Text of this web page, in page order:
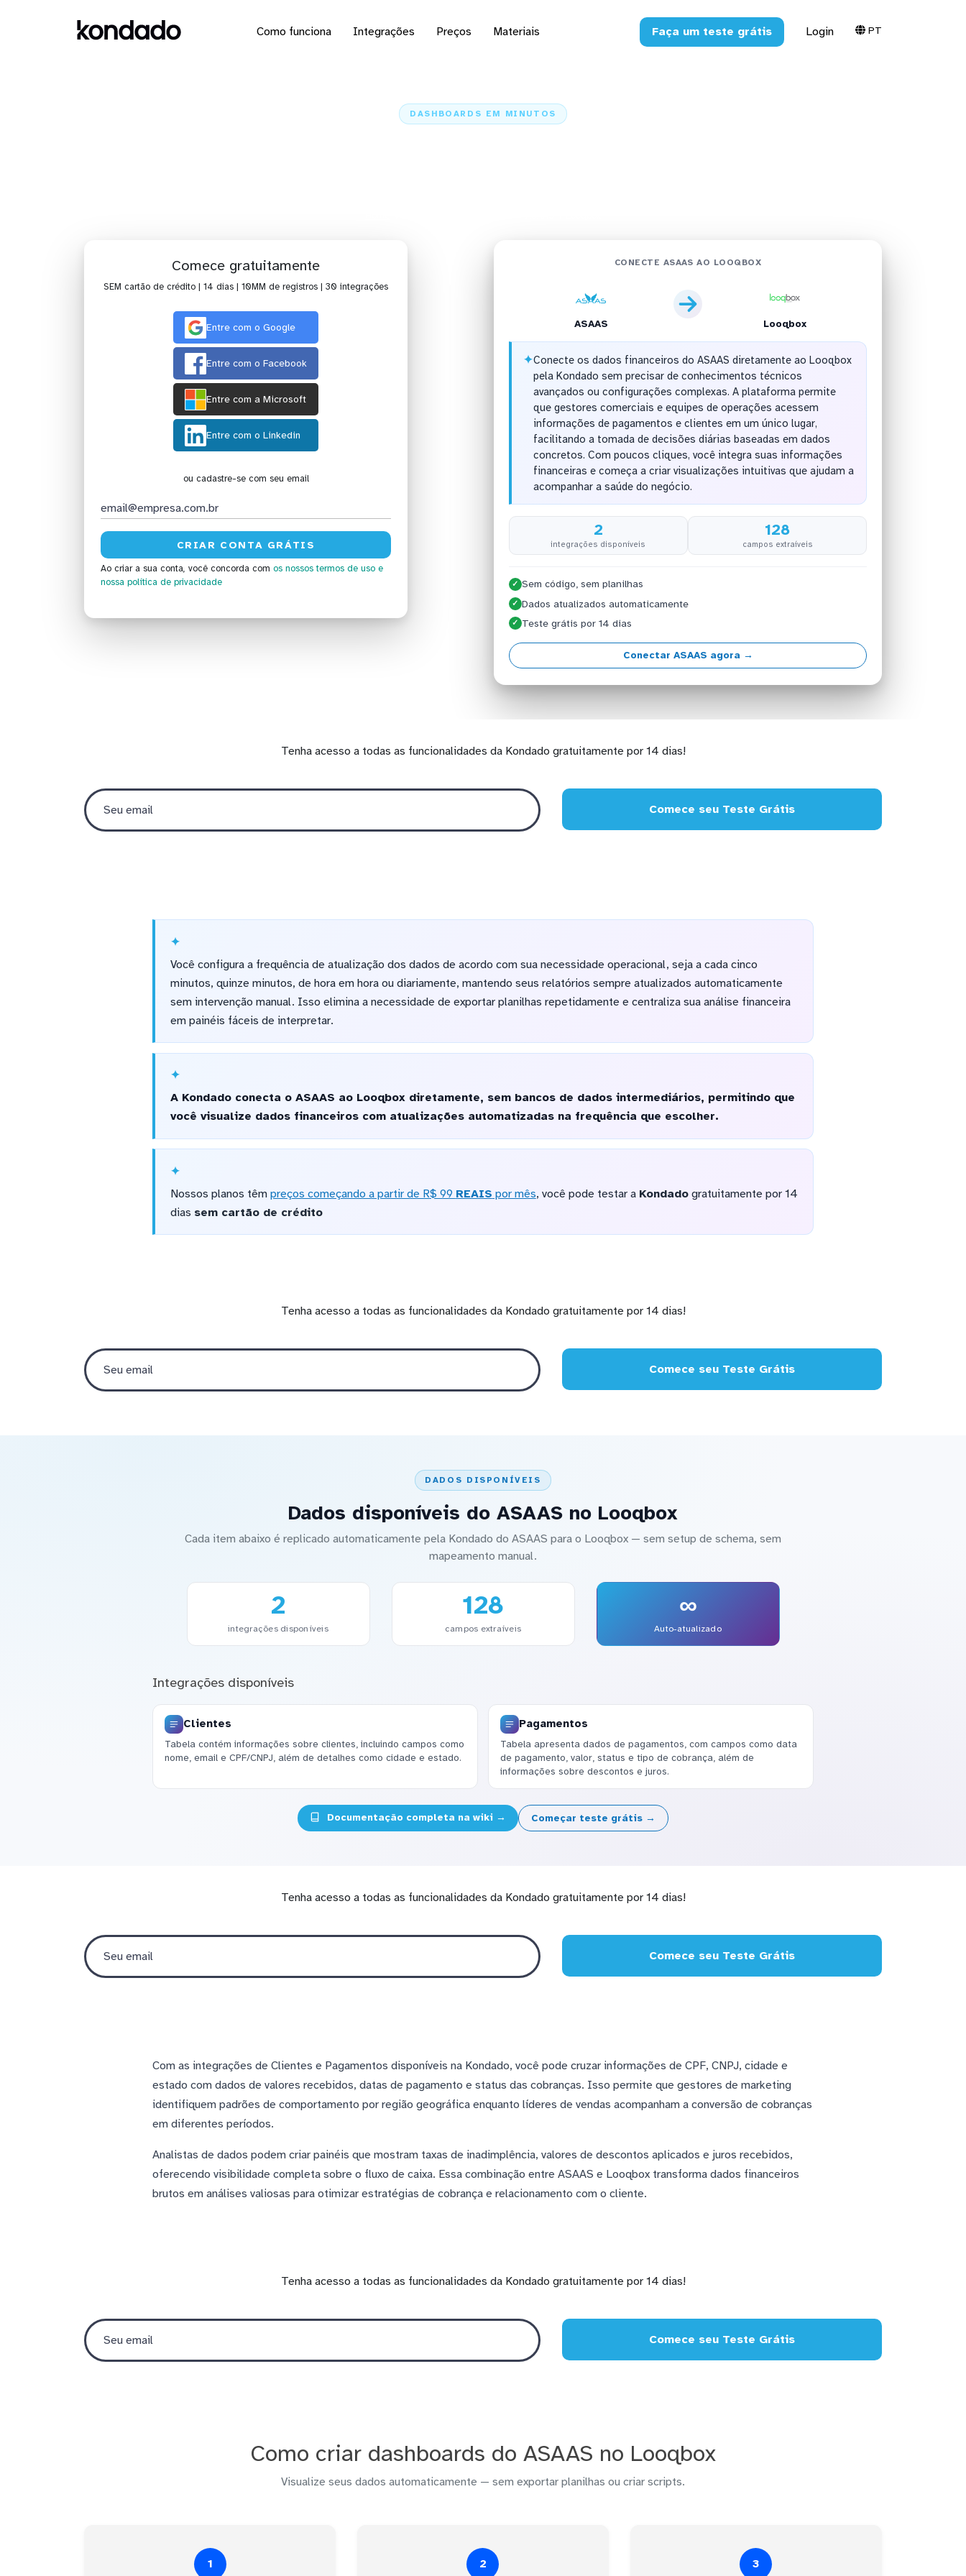
Como funciona Integrações Preços Materiais Faça um teste grátis Login PT
DASHBOARDS EM MINUTOS
Comece gratuitamente
SEM cartão de crédito | 14 dias | 10MM de registros | 30 integrações
Entre com o Google
Entre com o Facebook
Entre com a Microsoft
Entre com o Linkedin
ou cadastre-se com seu email
Ao criar a sua conta, você concorda com os nossos termos de uso e
nossa política de privacidade
CONECTE ASAAS AO LOOQBOX
ASAAS Looqbox
✦Conecte os dados financeiros do ASAAS diretamente ao Looqbox
pela Kondado sem precisar de conhecimentos técnicos
avançados ou configurações complexas. A plataforma permite
que gestores comerciais e equipes de operações acessem
informações de pagamentos e clientes em um único lugar,
facilitando a tomada de decisões diárias baseadas em dados
concretos. Com poucos cliques, você integra suas informações
financeiras e começa a criar visualizações intuitivas que ajudam a
acompanhar a saúde do negócio.
2
integrações disponíveis
128
campos extraíveis
✓ Sem código, sem planilhas
✓ Dados atualizados automaticamente
✓ Teste grátis por 14 dias
Conectar ASAAS agora →
Tenha acesso a todas as funcionalidades da Kondado gratuitamente por 14 dias!
Comece seu Teste Grátis
Você configura a frequência de atualização dos dados de acordo com sua necessidade operacional, seja a cada cinco
minutos, quinze minutos, de hora em hora ou diariamente, mantendo seus relatórios sempre atualizados automaticamente
sem intervenção manual. Isso elimina a necessidade de exportar planilhas repetidamente e centraliza sua análise financeira
em painéis fáceis de interpretar.
A Kondado conecta o ASAAS ao Looqbox diretamente, sem bancos de dados intermediários, permitindo que
você visualize dados financeiros com atualizações automatizadas na frequência que escolher.
Nossos planos têm preços começando a partir de R$ 99 REAIS por mês, você pode testar a Kondadogratuitamente por 14
dias sem cartão de crédito
Tenha acesso a todas as funcionalidades da Kondado gratuitamente por 14 dias!
Comece seu Teste Grátis
DADOS DISPONÍVEIS
Dados disponíveis do ASAAS no Looqbox
Cada item abaixo é replicado automaticamente pela Kondado do ASAAS para o Looqbox — sem setup de schema, sem
mapeamento manual.
2
integrações disponíveis
128
campos extraíveis
∞
Auto-atualizado
Integrações disponíveis
Clientes
Tabela contém informações sobre clientes, incluindo campos como
nome, email e CPF/CNPJ, além de detalhes como cidade e estado.
Pagamentos
Tabela apresenta dados de pagamentos, com campos como data
de pagamento, valor, status e tipo de cobrança, além de
informações sobre descontos e juros.
Documentação completa na wiki → Começar teste grátis →
Tenha acesso a todas as funcionalidades da Kondado gratuitamente por 14 dias!
Comece seu Teste Grátis
Com as integrações de Clientes e Pagamentos disponíveis na Kondado, você pode cruzar informações de CPF, CNPJ, cidade e
estado com dados de valores recebidos, datas de pagamento e status das cobranças. Isso permite que gestores de marketing
identifiquem padrões de comportamento por região geográfica enquanto líderes de vendas acompanham a conversão de cobranças
em diferentes períodos.
Analistas de dados podem criar painéis que mostram taxas de inadimplência, valores de descontos aplicados e juros recebidos,
oferecendo visibilidade completa sobre o fluxo de caixa. Essa combinação entre ASAAS e Looqbox transforma dados financeiros
brutos em análises valiosas para otimizar estratégias de cobrança e relacionamento com o cliente.
Tenha acesso a todas as funcionalidades da Kondado gratuitamente por 14 dias!
Comece seu Teste Grátis
Como criar dashboards do ASAAS no Looqbox
Visualize seus dados automaticamente — sem exportar planilhas ou criar scripts.
1 2 3